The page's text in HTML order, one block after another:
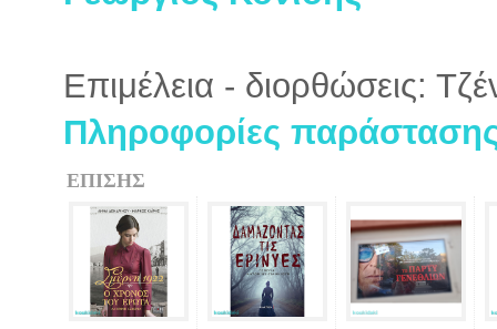
Επιμέλεια - διορθώσεις:
Πληροφορίες παράστασης
ΕΠΙΣΗΣ